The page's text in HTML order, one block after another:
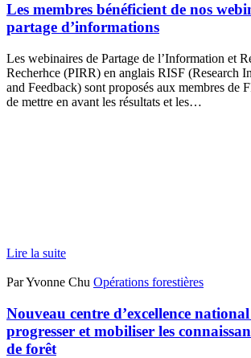
Les membres bénéficient de nos
partage d’informations
Les webinaires de Partage de l’Information et
Recherhce (PIRR) en anglais RISF (Research
and Feedback) sont proposés aux membres de
de mettre en avant les résultats et les…
Lire la suite
Par Yvonne Chu Opérations forestières
Nouveau centre d’excellence
progresser et mobiliser les
de forêt